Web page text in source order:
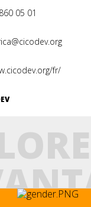
05 01
fr/